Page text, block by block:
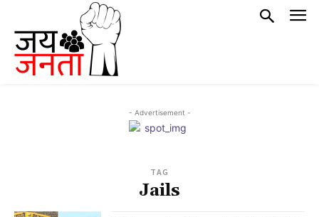
- Advertisement -
TAG
Jails